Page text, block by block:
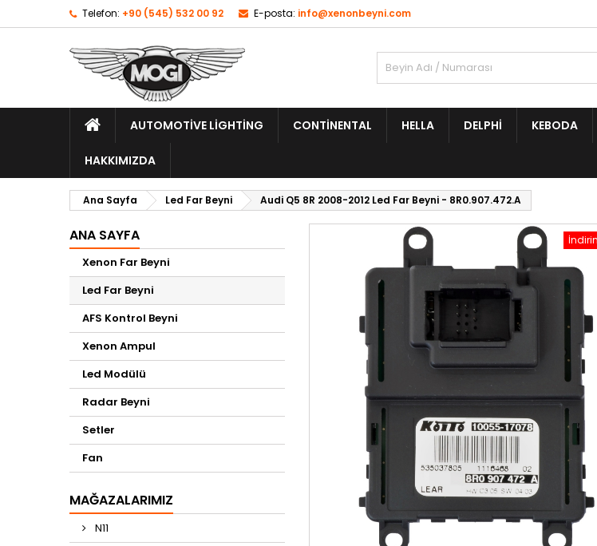
Telefon: +90 (545) 532 00 92 E-posta: info@xenonbeyni.com
AUTOMOTIVE LIGHTING CONTINENTAL HELLA DELPHI KEBODA
HAKKIMIZDA
Ana Sayfa Led Far Beyni Audi Q5 8R 2008-2012 Led Far Beyni - 8R0.907.472.A
ANA SAYFA
Xenon Far Beyni
Led Far Beyni
AFS Kontrol Beyni
Xenon Ampul
Led Modülü
Radar Beyni
Setler
Fan
MAĞAZALARIMIZ
N11